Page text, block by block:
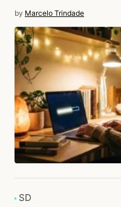
by Marcelo Trindade
SD